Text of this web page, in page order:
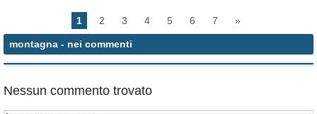
1 2 3 4 5 6 7 »
montagna - nei commenti
Nessun commento trovato